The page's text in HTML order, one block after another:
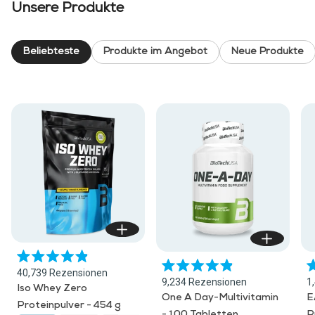
Unsere Produkte
Beliebteste Produkte im Angebot Neue Produkte
Mit
4.9
von
Sternen
40,739 Rezensionen
Iso Whey Zero
Proteinpulver - 454 g
Mit
4.9
von
9,234 Rezensionen
One A Day-Multivitamin